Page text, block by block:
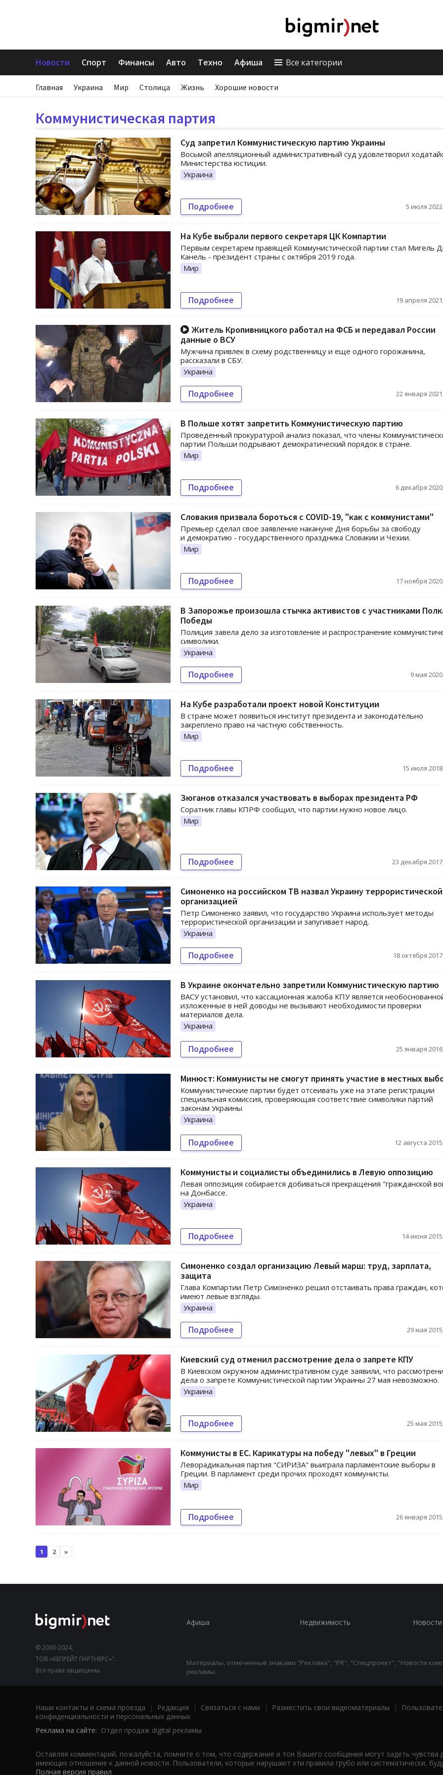
Новости Спорт Финансы Авто Техно Афиша Все категории
Главная Украина Мир Столица Жизнь Хорошие новости
Коммунистическая партия
Суд запретил Коммунистическую партию Украины
Восьмой апелляционный административный суд удовлетворил
Министерства юстиции.
Украина
Подробнее 5 июля
На Кубе выбрали первого секретаря ЦК Компартии
Первым секретарем правящей Коммунистической партии стал Мигель
Канель - президент страны с октября 2019 года.
Мир
Подробнее 19 апреля
Житель Кропивницкого работал на ФСБ и передавал России
данные о ВСУ
Мужчина привлек в схему родственницу и еще одного горожанина,
рассказали в СБУ.
Украина
Подробнее 22 января
В Польше хотят запретить Коммунистическую партию
Проведенный прокуратурой анализ показал, что члены
партии Польши подрывают демократический порядок в стране.
Мир
Подробнее 6 декабря
Словакия призвала бороться с COVID-19, "как с коммунистами"
Премьер сделал свое заявление накануне Дня борьбы за свободу
и демократию - государственного праздника Словакии и Чехии.
Мир
Подробнее 17 ноября
В Запорожье произошла стычка активистов с участниками
Победы
Полиция завела дело за изготовление и распространение
символики.
Украина
Подробнее 9 мая
На Кубе разработали проект новой Конституции
В стране может появиться институт президента и законодательно
закреплено право на частную собственность.
Мир
Подробнее 15 июля
Зюганов отказался участвовать в выборах президента РФ
Соратник главы КПРФ сообщил, что партии нужно новое лицо.
Мир
Подробнее 23 декабря
Симоненко на российском ТВ назвал Украину террористической
организацией
Петр Симоненко заявил, что государство Украина использует методы
террористической организации и запугивает народ.
Украина
Подробнее 18 октября
В Украине окончательно запретили Коммунистическую партию
ВАСУ установил, что кассационная жалоба КПУ является
изложенные в ней доводы не вызывают необходимости проверки
материалов дела.
Украина
Подробнее 25 января
Минюст: Коммунисты не смогут принять участие в местных
Коммунистические партии будет отсеивать уже на этапе регистрации
специальная комиссия, проверяющая соответствие символики партий
законам Украины
Украина
Подробнее 12 августа
Коммунисты и социалисты объединились в Левую оппозицию
Левая оппозиция собирается добиваться прекращения "гражданской
на Донбассе.
Украина
Подробнее 14 июня
Симоненко создал организацию Левый марш: труд, зарплата,
защита
Глава Компартии Петр Симоненко решил отстаивать права граждан,
имеют левые взгляды.
Украина
Подробнее 29 мая
Киевский суд отменил рассмотрение дела о запрете КПУ
В Киевском окружном административном суде заявили, что
дела о запрете Коммунистической партии Украины 27 мая невозможно.
Украина
Подробнее 25 мая
Коммунисты в ЕС. Карикатуры на победу "левых" в Греции
Леворадикальная партия "СИРИЗА" выиграла парламентские выборы в
Греции. В парламент среди прочих проходят коммунисты.
Мир
Подробнее 26 января
1 2 »
© 2000-2024,
ТОВ «КЕПРЕЙТ ПАРТНЕРС»".
Все права защищены.
Афиша Недвижимость Новости
Материалы, отмеченные знаками "Реклама", "PR", "Спецпроект", "Новости
рекламы.
Наши контакты и схема проезда | Редакция | Связаться с нами | Разместить свои видеоматериалы |
конфиденциальности и персональных данных
Реклама на сайте: Отдел продаж digital рекламы
Оставляя комментарий, пожалуйста, помните о том, что содержание и тон Вашего сообщения могут задеть чувства
имеющих отношение к данной новости. Пользователи, которые нарушают эти правила грубо или систематически,
Полная версия правил